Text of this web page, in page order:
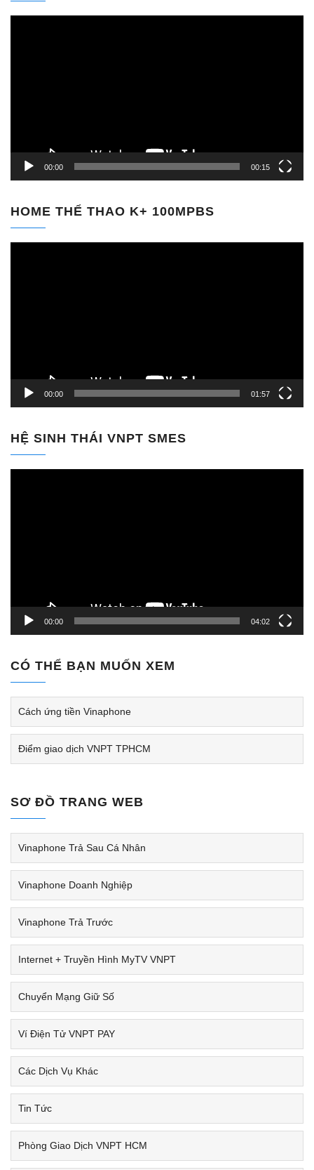
00:00 00:15
HOME THỂ THAO K+ 100MPBS
00:00 01:57
HỆ SINH THÁI VNPT SMES
00:00 04:02
CÓ THỂ BẠN MUỐN XEM
Cách ứng tiền Vinaphone
Điểm giao dịch VNPT TPHCM
SƠ ĐỒ TRANG WEB
Vinaphone Trả Sau Cá Nhân
Vinaphone Doanh Nghiệp
Vinaphone Trả Trước
Internet + Truyền Hình MyTV VNPT
Chuyển Mạng Giữ Số
Ví Điện Tử VNPT PAY
Các Dịch Vụ Khác
Tin Tức
Phòng Giao Dịch VNPT HCM